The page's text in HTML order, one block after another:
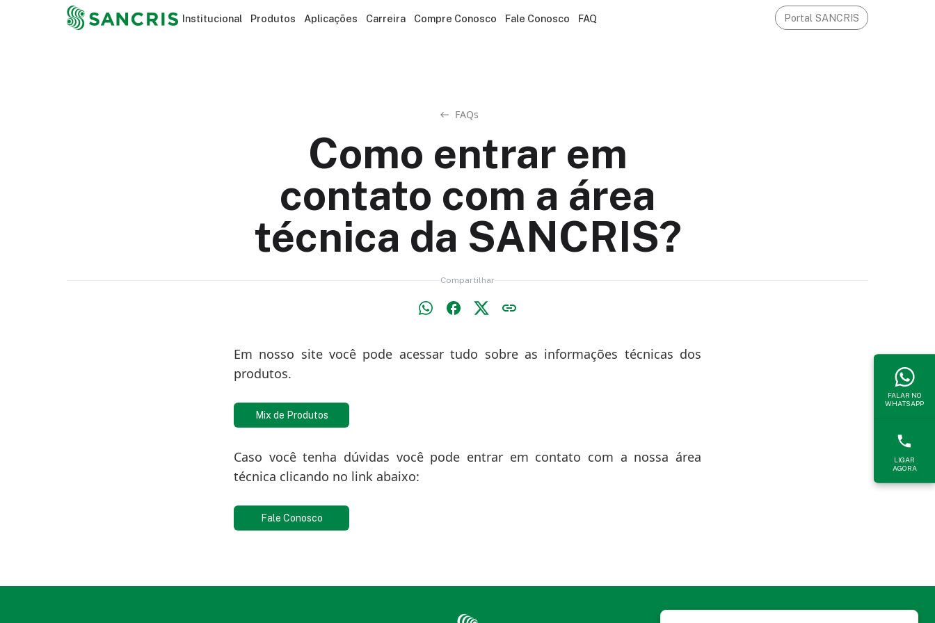
Institucional Produtos Aplicações Carreira Compre Conosco Fale Conosco FAQ Portal SANCRIS
FAQs
Como entrar em
contato com a área
técnica da SANCRIS?
Compartilhar
Em nosso site você pode acessar tudo sobre as informações técnicas dos
produtos.
Mix de Produtos
Caso você tenha dúvidas você pode entrar em contato com a nossa área
técnica clicando no link abaixo:
Fale Conosco
FALAR NO
WHATSAPP
LIGAR
AGORA